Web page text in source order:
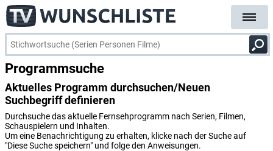
Programmsuche
Aktuelles Programm durchsuchen/Neuen
Suchbegriff definieren
Durchsuche das aktuelle Fernsehprogramm nach Serien, Filmen,
Schauspielern und Inhalten.
Um eine Benachrichtigung zu erhalten, klicke nach der Suche auf
"Diese Suche speichern" und folge den Anweisungen.